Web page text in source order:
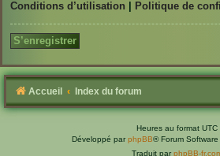
Conditions d’utilisation Politique de
S’enregistrer
Accueil Index du forum
Heures au format UTC
Développé par phpBB® Forum
Traduit par phpBB-